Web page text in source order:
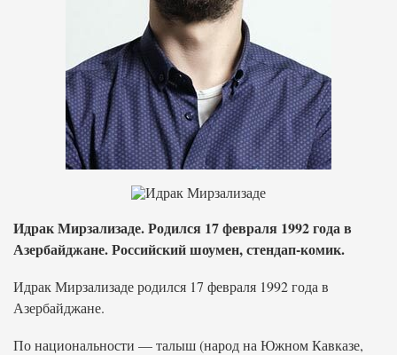
Идрак Мирзализаде. Родился 17 февраля 1992 года в
Азербайджане. Российский шоумен, стендап-комик.
Идрак Мирзализаде родился 17 февраля 1992 года в
Азербайджане.
По национальности — талыш (народ на Южном Кавказе,